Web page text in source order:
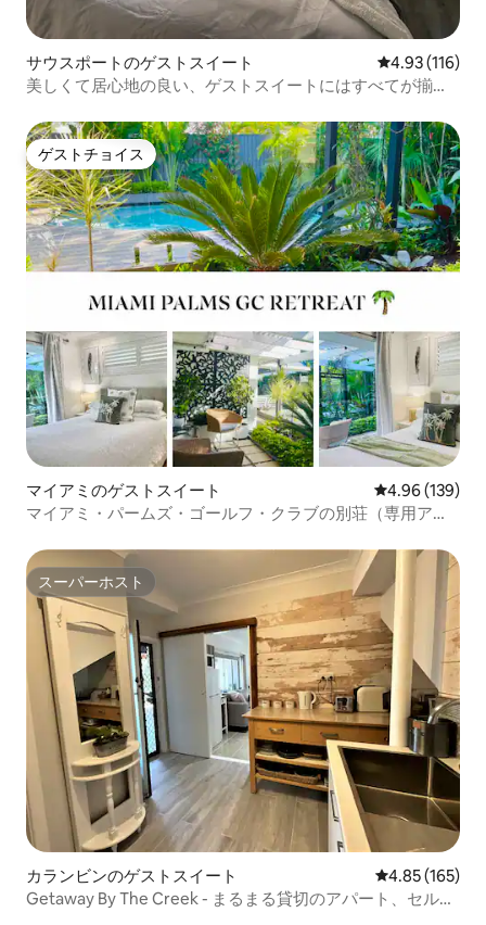
サウスポートのゲストスイート レビュー116
4.93 (116)
美しくて居心地の良い、ゲストスイートにはすべてが揃っ
ゲストチョイス
ゲストチョイス
マイアミのゲストスイート レビュー139
4.96 (139)
マイアミ・パームズ・ゴールフ・クラブの別荘（専用アク
スーパーホスト
スーパーホスト
カランビンのゲストスイート レビュー165
4.85 (165)
Getaway By The Creek - まるまる貸切のアパート、セルフ